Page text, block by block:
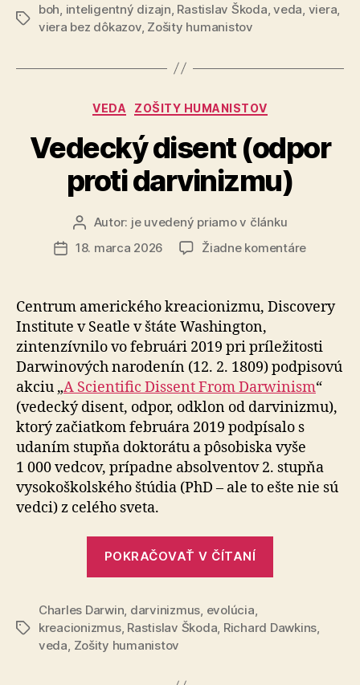
vie,
dôveruje,
vedieť“
Značky
boh inteligentný dizajn Rastislav Škoda ,veda viera
viera bez dôkazov, Zošity humanistov
Kategórie
VEDA ZOŠITY HUMANISTOV
Vedecký disent (odpor
proti darvinizmu)
Autor
článku
Autor: je uvedený priamo v článku
Dátum
18. marca 2026 Žiadne komentárena
(odpor
proti
Centrum amerického kreacionizmu, Discovery
Institute v Seatle v štáte Washington,
zintenzívnilo vo februári 2019 pri príležitosti
Darwinových narodenín (12. 2. 1809) pod­pi­so­vú
akciu „A Scientific Dissent From Darwinism“
(vedecký disent, odpor, odklon od darvinizmu),
ktorý začiatkom februára 2019 podpísalo s
udaním stupňa doktorátu a pôsobiska vyše
1 000 vedcov, prípadne ab­sol­ven­tov 2. stupňa
vysokoškolského štúdia (PhD – ale to ešte nie sú
vedci) z celého sveta.
POKRAČOVAŤ V ČÍTANÍ
Značky
Charles Darwin darvinizmus evolúcia
kreacionizmus, Rastislav Škoda Richard Dawkins
veda Zošity humanistov